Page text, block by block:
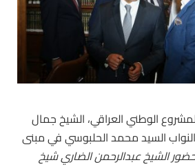
الوطني العراقي، الشيخ جمال
النواب السيد محمد الحلبوسي في مبنى
الشيخ عبدالرحمن الضاري شيخ